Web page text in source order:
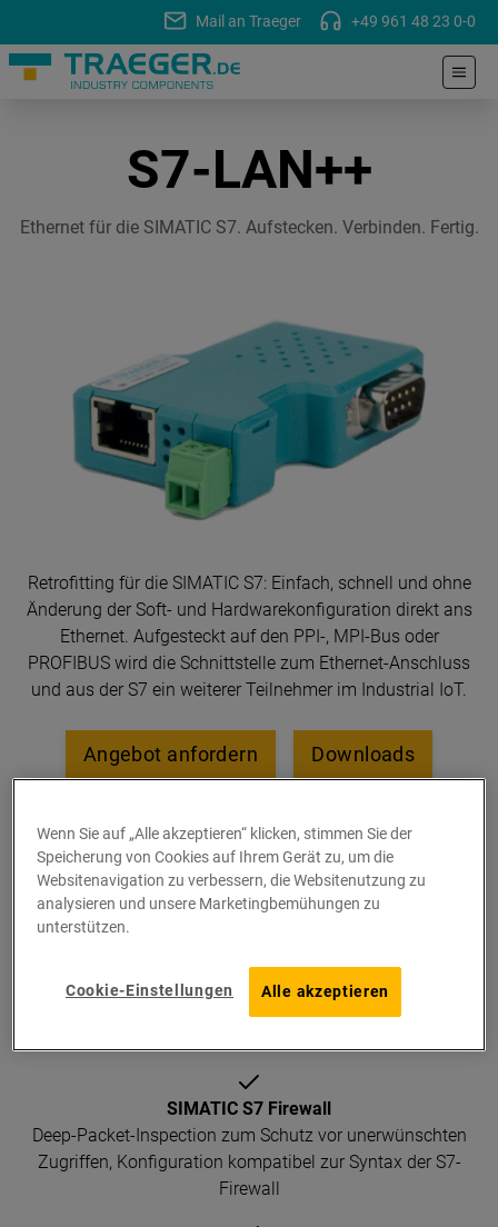
Mail an Traeger +49 961 48 23 0-0
S7-LAN++
Ethernet für die SIMATIC S7. Aufstecken. Verbinden. Fertig.
Retrofitting für die SIMATIC S7: Einfach, schnell und ohne
Änderung der Soft- und Hardwarekonfiguration direkt ans
Ethernet. Aufgesteckt auf den PPI-, MPI-Bus oder
PROFIBUS wird die Schnittstelle zum Ethernet-Anschluss
und aus der S7 ein weiterer Teilnehmer im Industrial IoT.
Angebot anfordern Downloads
Dokumentation
Features
NEU: PLUS-PLUS-Edition
SIMATIC S7 Firewall
Deep-Packet-Inspection zum Schutz vor unerwünschten
Zugriffen, Konfiguration kompatibel zur Syntax der S7-
Firewall
Wenn Sie auf „Alle akzeptieren“ klicken, stimmen Sie der
Speicherung von Cookies auf Ihrem Gerät zu, um die
Websitenavigation zu verbessern, die Websitenutzung zu
analysieren und unsere Marketingbemühungen zu
unterstützen.
Alle akzeptieren
Cookie-Einstellungen